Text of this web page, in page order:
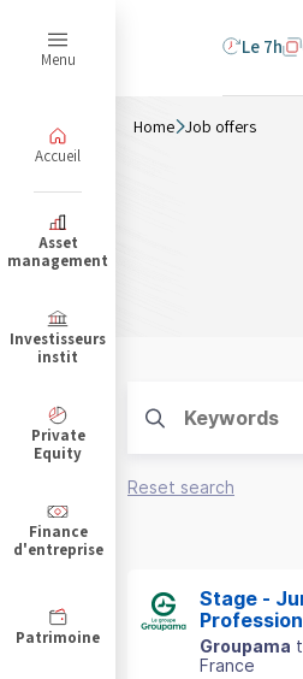
Home Job offers
Reset search
Stage -
Groupama
France
Accueil
Asset
management
Investisseurs
instit
Private
Equity
Finance
d'entreprise
Patrimoine
Menu
Le 7h